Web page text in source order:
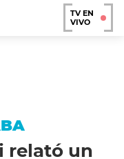
TV EN
VIVO
relató un